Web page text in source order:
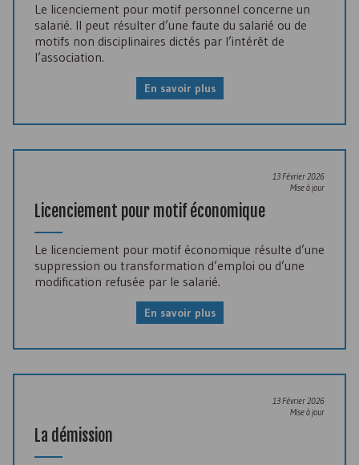
Le licenciement pour motif personnel concerne un
salarié. Il peut résulter d’une faute du salarié ou de
motifs non disciplinaires dictés par l’intérêt de
l’association.
En savoir plus
13 Février 2026
Mise à jour
Licenciement pour motif économique
Le licenciement pour motif économique résulte d’une
suppression ou transformation d’emploi ou d’une
modification refusée par le salarié.
En savoir plus
13 Février 2026
Mise à jour
La démission